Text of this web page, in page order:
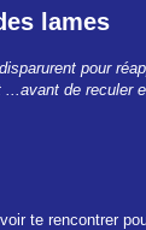
lames
pour
de reculer
te rencontrer